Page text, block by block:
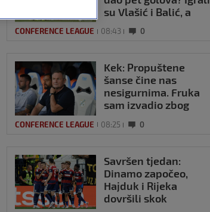
su Vlašić i Balić, a
CONFERENCE LEAGUE 08:43 0
Kek: Propuštene
šanse čine nas
nesigurnima. Fruka
sam izvadio zbog
se na život bez njega
CONFERENCE LEAGUE 08:25 0
Savršen tjedan:
Dinamo započeo,
Hajduk i Rijeka
dovršili skok